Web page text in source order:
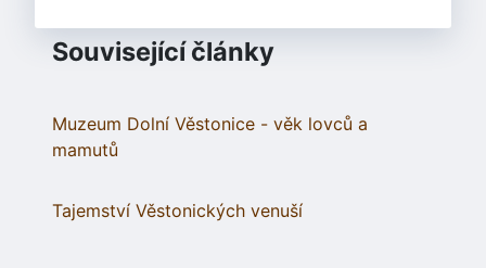
Související články
Muzeum Dolní Věstonice - věk lovců a
mamutů
Tajemství Věstonických venuší